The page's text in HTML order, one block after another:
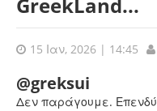
15 Ιαν, 2026 | 14:45
@greksui
Δεν παράγουμε.